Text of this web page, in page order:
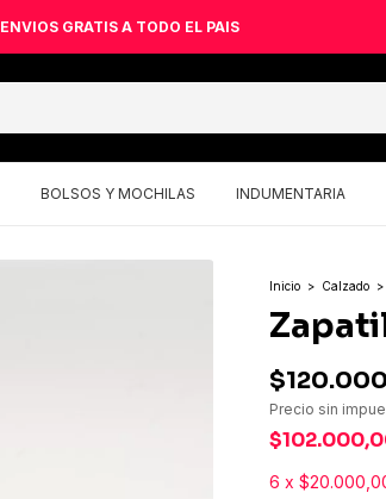
ENVIOS GRATIS A TODO EL PAIS
BOLSOS Y MOCHILAS INDUMENTARIA
Inicio > Calzado >
Precio sin
6 x